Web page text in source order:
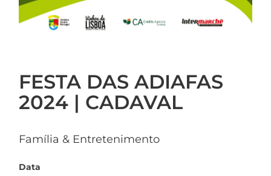
FESTA DAS ADIAFAS
2024 | CADAVAL
Família & Entretenimento
Data